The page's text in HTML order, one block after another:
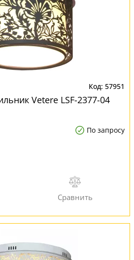
57951
Vetere LSF-2377-04
По запросу